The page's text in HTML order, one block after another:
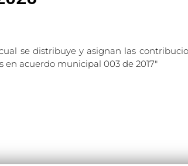
se distribuye y asignan las
acuerdo municipal 003 de 2017″